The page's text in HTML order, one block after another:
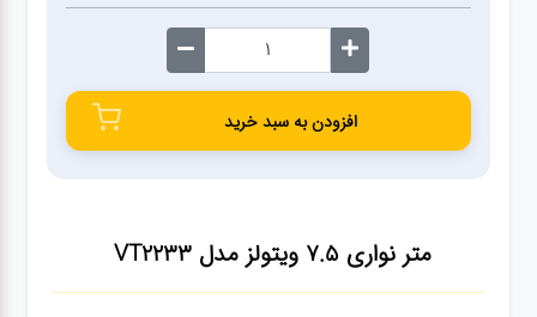
صفحه
متر نواری 7.5 ویتولز مدل VT2233
افزودن به سبد خرید